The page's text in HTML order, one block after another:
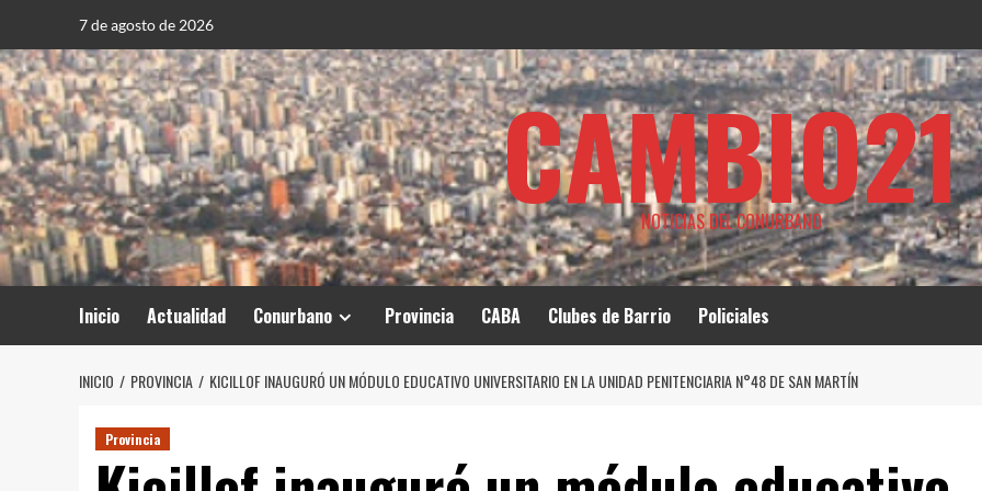
contenido
7 de agosto de 2026
CAMBIO21
NOTICIAS DEL CONURBANO
Inicio Actualidad Conurbano Provincia CABA Clubes de Barrio Policiales
INICIO PROVINCIA KICILLOF INAUGURÓ UN MÓDULO EDUCATIVO UNIVERSITARIO EN LA UNIDAD PENITENCIARIA N°48 DE SAN MARTÍN
Provincia